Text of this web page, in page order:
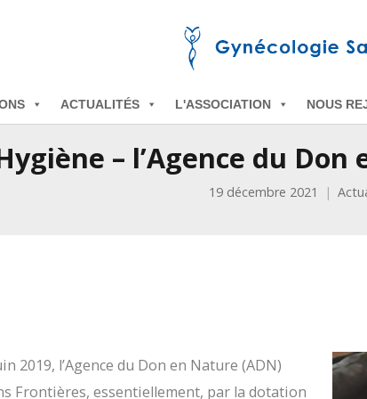
L'ASSOCIATION
ACTUALITÉS NOUS
– l’Agence du
19 décembre 2021
2019, l’Agence du Don en Nature (ADN)
Frontières, essentiellement, par la dotation